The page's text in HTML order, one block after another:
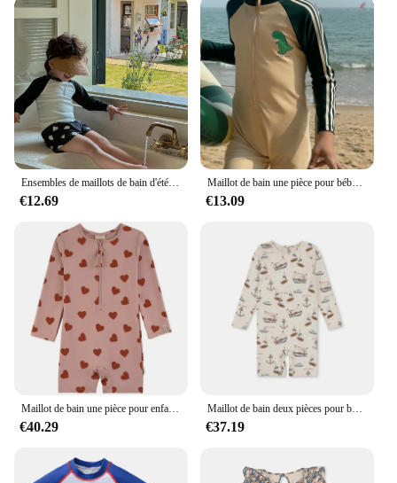
Ensembles de maillots de bain d'été pour enfants, haut à séchage rapide à manches longues pour bébés garçons, maillot de bain rayé mignon, surf trempé, tout-petit
€12.69
Maillot de bain une pièce pour bébé garçon, rayé, manches longues, séchage rapide, mignon, dessin animé, dinosaure, fermeture éclair, surf, trempé, bain
€13.09
Maillot de bain une pièce pour enfants, protection solaire, pour garçons et filles
€40.29
Maillot de bain deux pièces pour bébés garçons, protection solaire, bikini pour enfants
€37.19